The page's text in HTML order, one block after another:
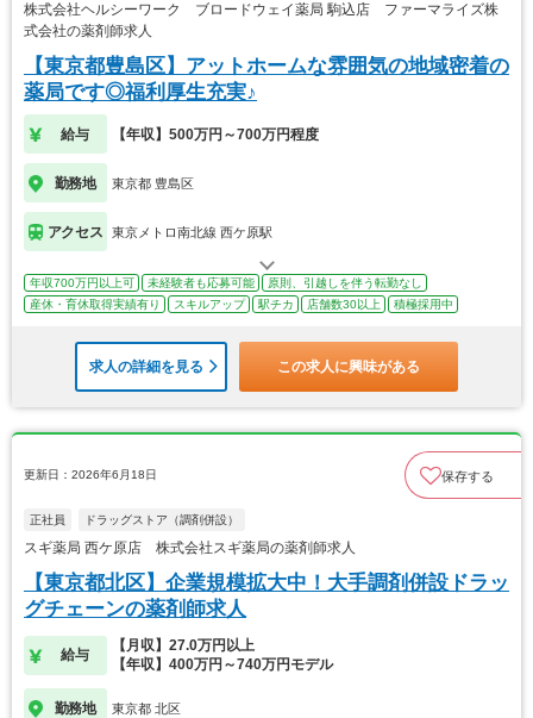
株式会社ヘルシーワーク ブロードウェイ薬局 駒込店 ファーマライズ株
式会社の薬剤師求人
【東京都豊島区】アットホームな雰囲気の地域密着の
薬局です◎福利厚生充実♪
給与 【年収】500万円～700万円程度
勤務地 東京都 豊島区
アクセス 東京メトロ南北線 西ケ原駅
年収700万円以上可 未経験者も応募可能
原則、引越しを伴う転勤なし
産休・育休取得実績有り
スキルアップ 駅チカ 店舗数30以上 積極採用中
求人の詳細を見る この求人に興味がある
更新日：2026年6月18日 保存する
正社員 ドラッグストア（調剤併設）
スギ薬局 西ケ原店 株式会社スギ薬局の薬剤師求人
【東京都北区】企業規模拡大中！大手調剤併設ドラッ
グチェーンの薬剤師求人
給与
【月収】27.0万円以上
【年収】400万円～740万円モデル
勤務地 東京都 北区